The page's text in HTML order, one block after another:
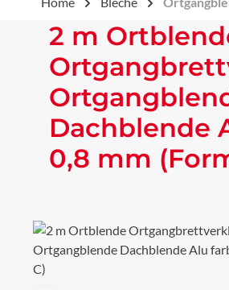
2 m
Dachblende
0,8 mm
Bildergalerie überspringen